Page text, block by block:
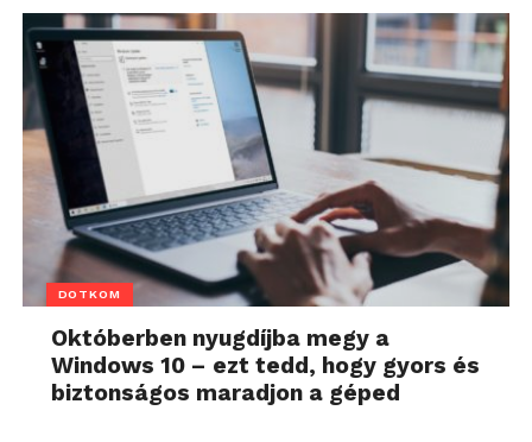
DOTKOM
Októberben nyugdíjba megy a
Windows 10 – ezt tedd, hogy gyors és
biztonságos maradjon a géped